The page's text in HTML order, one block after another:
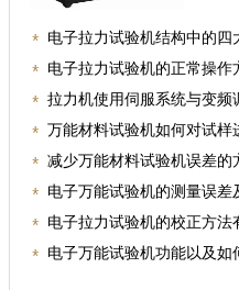
电子拉力试验机结构中的四
电子拉力试验机的正常操作
拉力机使用伺服系统与变频
万能材料试验机如何对试样
减少万能材料试验机误差的
电子万能试验机的测量误差
电子拉力试验机的校正方法
电子万能试验机功能以及如